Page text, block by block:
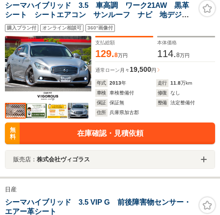
シーマハイブリッド 3.5 車高調 ワーク21AW 黒革
シート シートエアコン サンルーフ ナビ 地デジ
DVD/CD S/Bカメラ ドラレコ ETC オットマン リ
アシェイド HID
購入プラン付 オンライン相談可 360°画像付
支払総額
129.8万円
本体価格
114.8万円
通常ローン 月々 19,500円
年式 2013年 走行 11.8万km
車検
車検整備付 修復
なし
保証
保証無 整備
法定整備付
住所
兵庫県加古郡
無
料
在庫確認・見積依頼
販売店： 株式会社ヴィゴラス
日産
シーマハイブリッド 3.5 VIP G 前後障害物センサー・
エアー革シート